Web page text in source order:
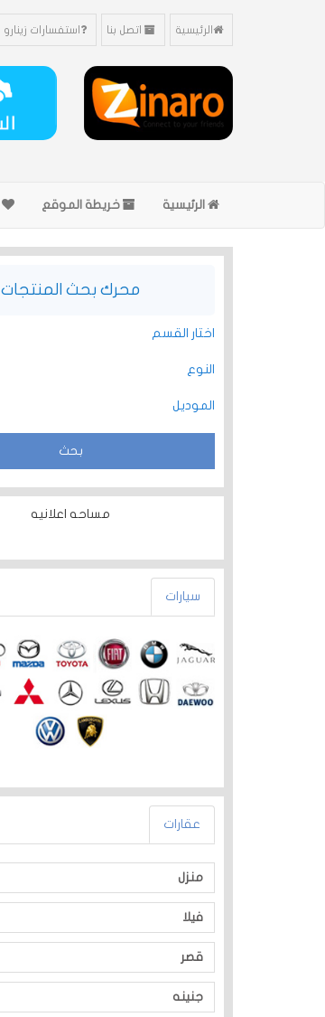
الرئيسية اتصل بنا استفسارات زينارو
الرئيسية خريطة الموقع
محرك بحث المنتجات
اختار القسم
النوع
الموديل
مساحه اعلانيه
سيارات
عقارات
منزل
فيلا
قصر
جنينه